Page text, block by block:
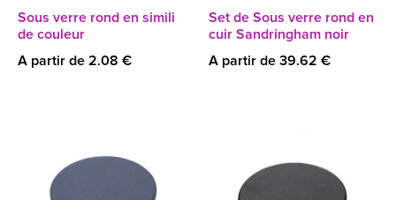
Sous verre rond en simili
de couleur
A partir de 2.08 €
Set de Sous verre rond en
cuir Sandringham noir
A partir de 39.62 €